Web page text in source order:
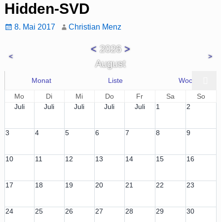
Hidden-SVD
8. Mai 2017 Christian Menz
<
< 2026 >
August
>
Monat Liste
Woche
Mo
Di Mi Do Fr Sa
So
Juli
Juli Juli Juli Juli 1 2
3 4 5 6 7 8 9
10 11 12 13 14 15 16
17 18 19 20 21 22 23
24 25 26 27 28 29 30